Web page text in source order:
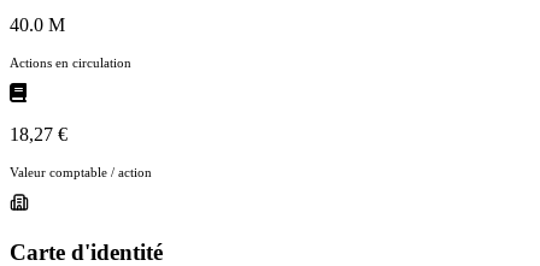
40.0 M
Actions en circulation
18,27 €
Valeur comptable / action
Carte d'identité